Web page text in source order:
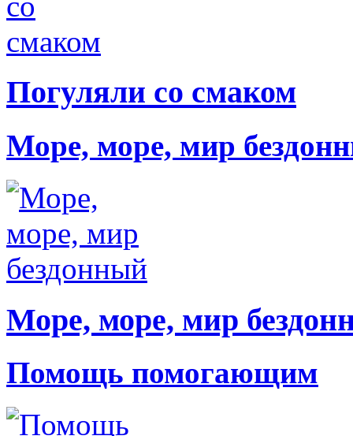
Погуляли со смаком
Море, море, мир
Море, море, мир
Помощь помогающим